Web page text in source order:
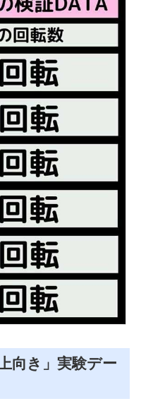
向き」実験デー